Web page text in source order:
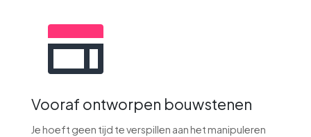
Vooraf ontworpen bouwstenen
Je hoeft geen tijd te verspillen aan het manipuleren